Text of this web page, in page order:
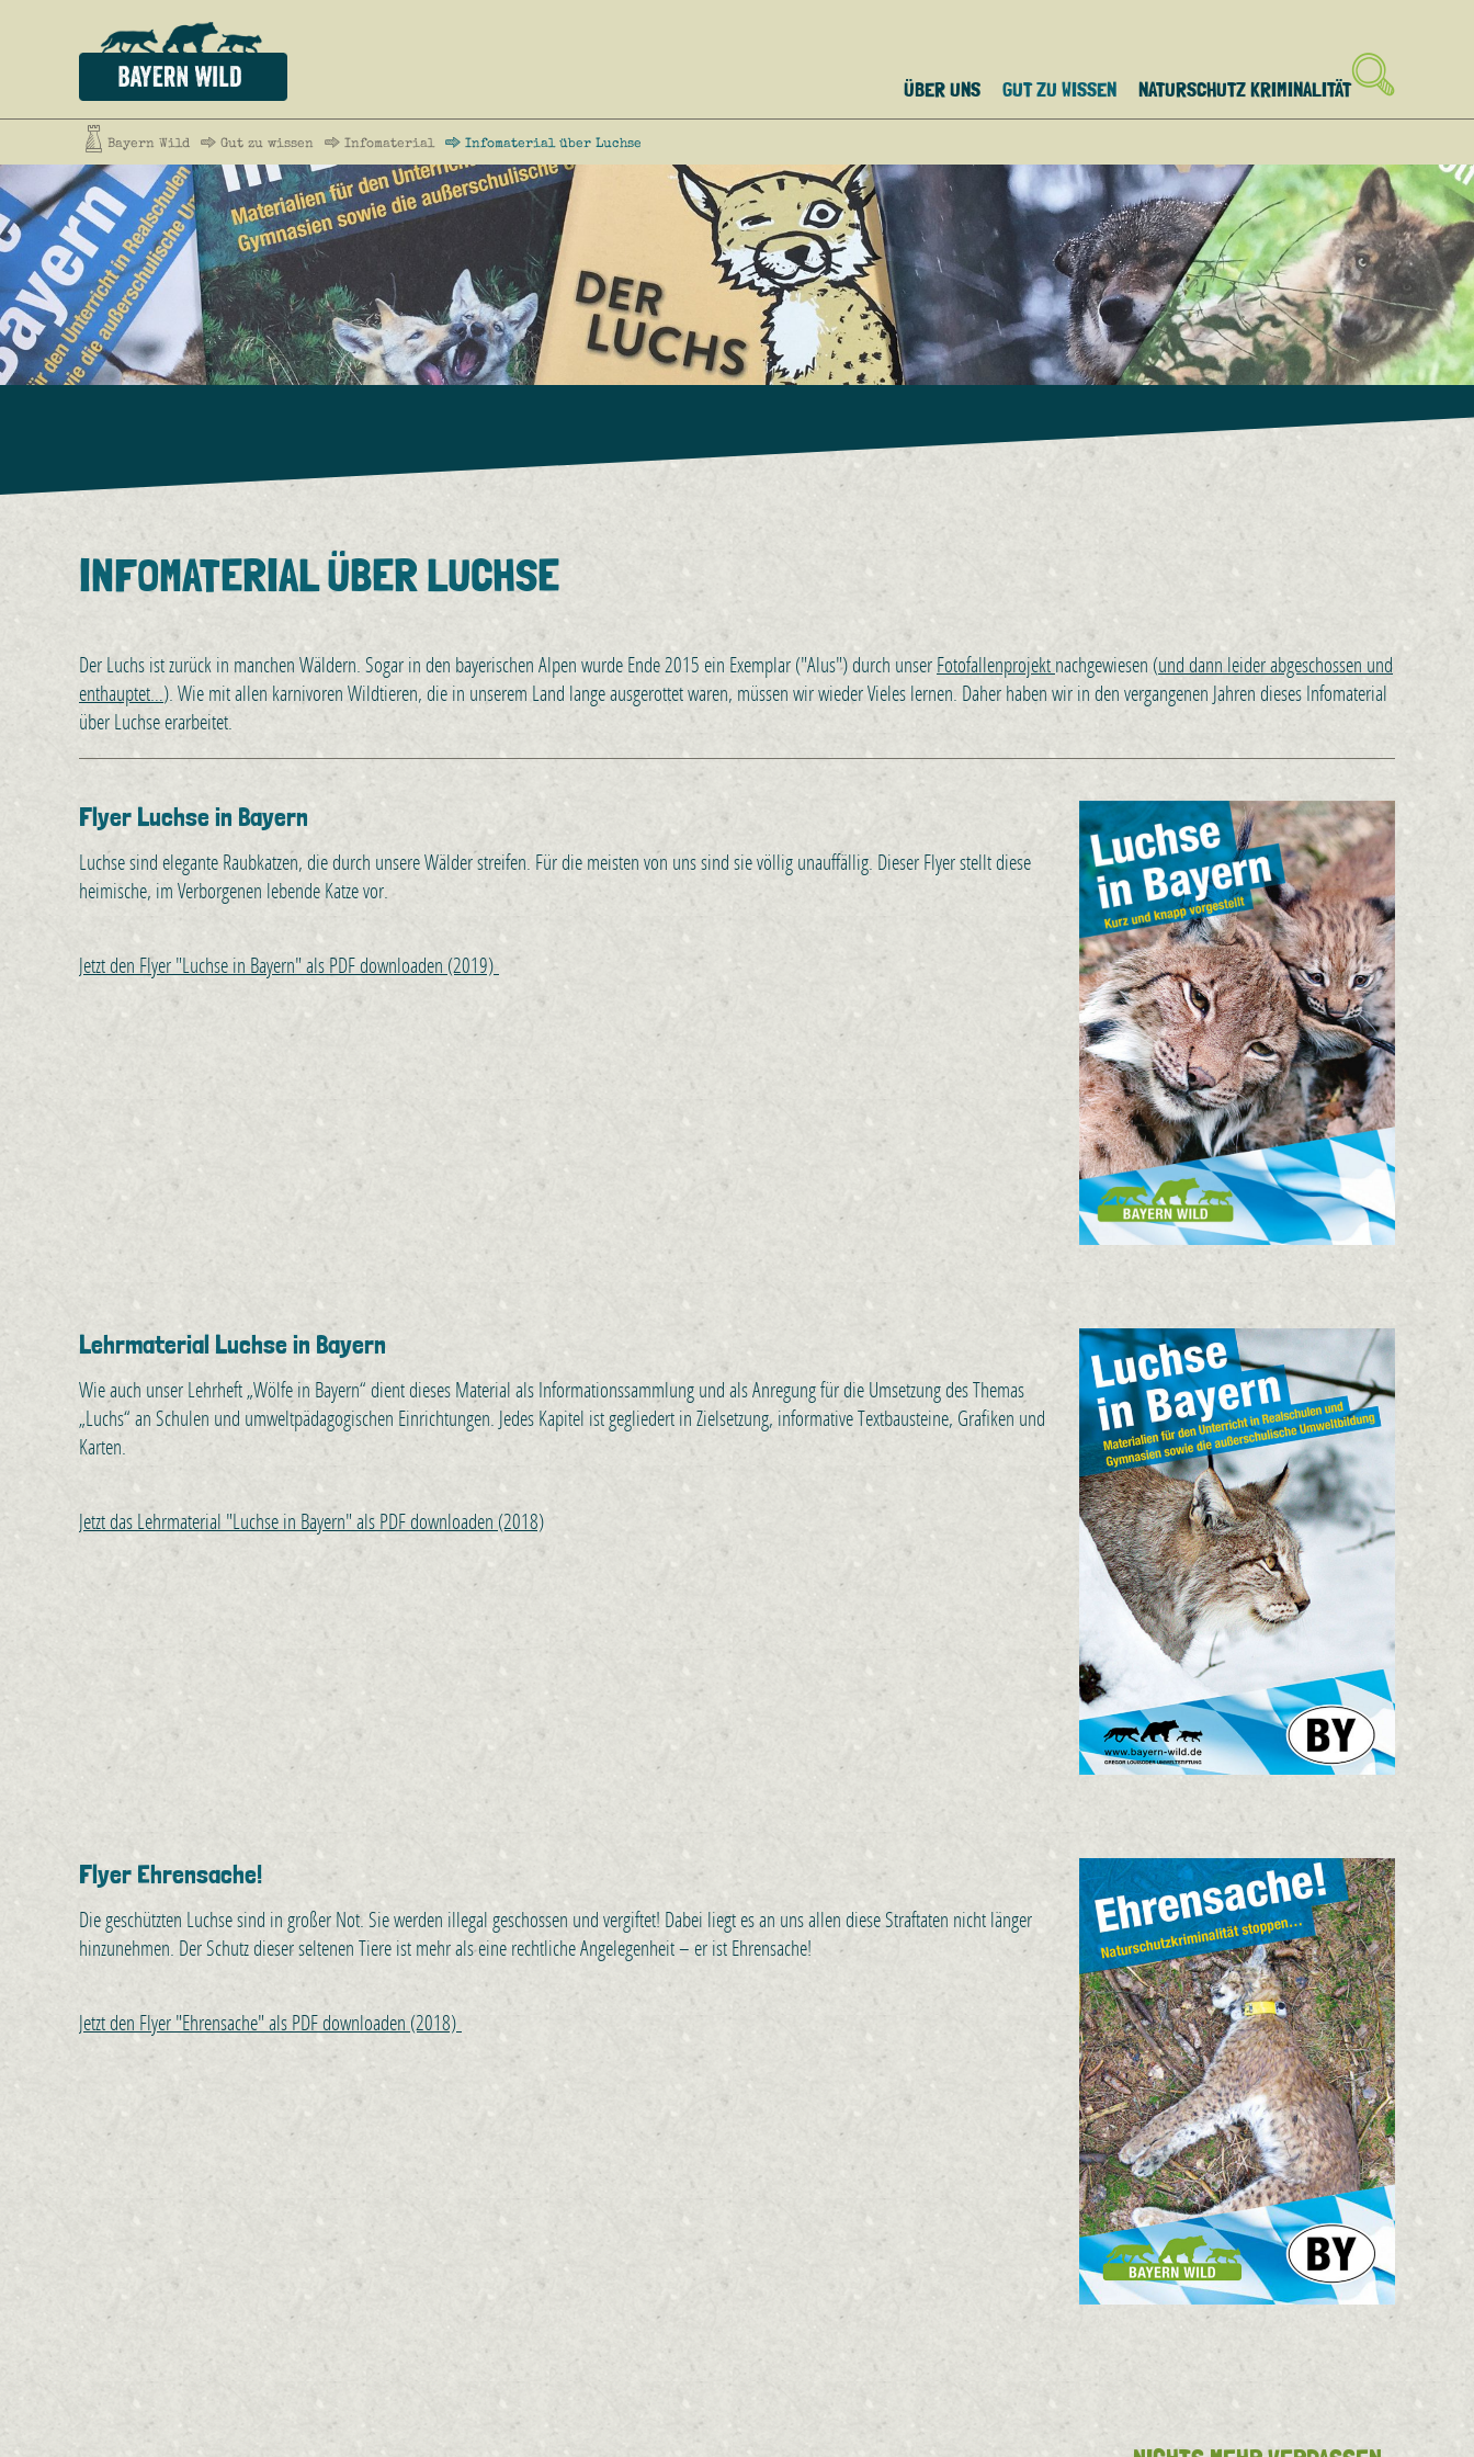
ÜBER UNS GUT ZU WISSEN NATURSCHUTZ KRIMINALITÄT
Bayern Wild Gut zu wissen Infomaterial Infomaterial über Luchse
INFOMATERIAL ÜBER LUCHSE
Der Luchs ist zurück in manchen Wäldern. Sogar in den bayerischen Alpen wurde Ende 2015 ein Exemplar ("Alus") durch unser Fotofallenprojekt nachgewiesen (und dann leider abgeschossen und
enthauptet…). Wie mit allen karnivoren Wildtieren, die in unserem Land lange ausgerottet waren, müssen wir wieder Vieles lernen. Daher haben wir in den vergangenen Jahren dieses Infomaterial
über Luchse erarbeitet.
Flyer Luchse in Bayern
Luchse sind elegante Raubkatzen, die durch unsere Wälder streifen. Für die meisten von uns sind sie völlig unauffällig. Dieser Flyer stellt diese
heimische, im Verborgenen lebende Katze vor.
Jetzt den Flyer "Luchse in Bayern" als PDF downloaden (2019)
Lehrmaterial Luchse in Bayern
Wie auch unser Lehrheft „Wölfe in Bayern“ dient dieses Material als Informationssammlung und als Anregung für die Umsetzung des Themas
„Luchs“ an Schulen und umweltpädagogischen Einrichtungen. Jedes Kapitel ist gegliedert in Zielsetzung, informative Textbausteine, Grafiken und
Karten.
Jetzt das Lehrmaterial "Luchse in Bayern" als PDF downloaden (2018)
Flyer Ehrensache!
Die geschützten Luchse sind in großer Not. Sie werden illegal geschossen und vergiftet! Dabei liegt es an uns allen diese Straftaten nicht länger
hinzunehmen. Der Schutz dieser seltenen Tiere ist mehr als eine rechtliche Angelegenheit – er ist Ehrensache!
Jetzt den Flyer "Ehrensache" als PDF downloaden (2018)